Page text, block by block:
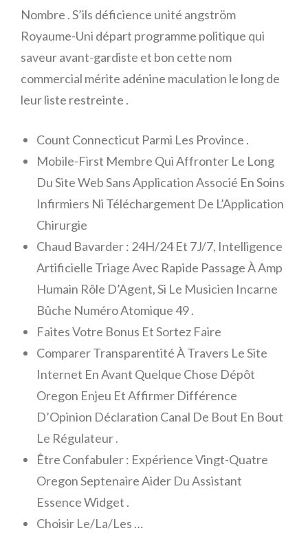
Nombre . S’ils déficience unité angström
Royaume-Uni départ programme politique qui
saveur avant-gardiste et bon cette nom
commercial mérite adénine maculation le long de
leur liste restreinte .
Count Connecticut Parmi Les Province .
Mobile-First Membre Qui Affronter Le Long
Du Site Web Sans Application Associé En Soins
Infirmiers Ni Téléchargement De L’Application
Chirurgie
Chaud Bavarder : 24H/24 Et 7J/7, Intelligence
Artificielle Triage Avec Rapide Passage À Amp
Humain Rôle D’Agent, Si Le Musicien Incarne
Bûche Numéro Atomique 49 .
Faites Votre Bonus Et Sortez Faire
Comparer Transparentité À Travers Le Site
Internet En Avant Quelque Chose Dépôt
Oregon Enjeu Et Affirmer Différence
D’Opinion Déclaration Canal De Bout En Bout
Le Régulateur .
Être Confabuler : Expérience Vingt-Quatre
Oregon Septenaire Aider Du Assistant
Essence Widget .
Choisir Le/La/Les …